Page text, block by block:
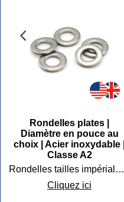
Rondelles plates |
Diamètre en pouce au
choix | Acier inoxydable |
Classe A2
Rondelles tailles impériales inox
Cliquez ici